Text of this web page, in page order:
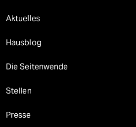
Aktuelles
Hausblog
Die Seitenwende
Stellen
Presse